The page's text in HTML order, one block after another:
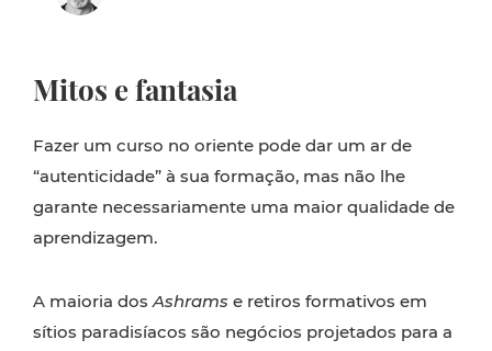
Mitos e fantasia
Fazer um curso no oriente pode dar um ar de
“autenticidade” à sua formação, mas não lhe
garante necessariamente uma maior qualidade de
aprendizagem.
A maioria dosAshrams e retiros formativos em
sítios paradisíacos são negócios projetados para a